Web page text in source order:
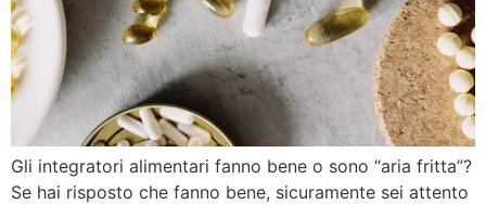
Gli integratori alimentari fanno bene o sono “aria fritta”?
Se hai risposto che fanno bene, sicuramente sei attento